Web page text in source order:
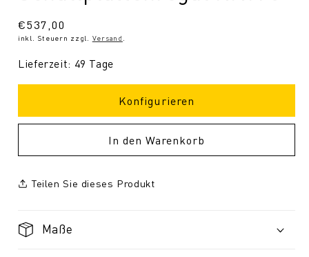
Normaler
Preis
€537,00
inkl. Steuern zzgl. Versand
Lieferzeit: 49 Tage
Konfigurieren
In den Warenkorb
Teilen Sie dieses Produkt
Maße